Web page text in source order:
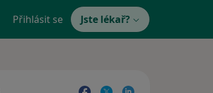
Přihlásit se Jste lékař?